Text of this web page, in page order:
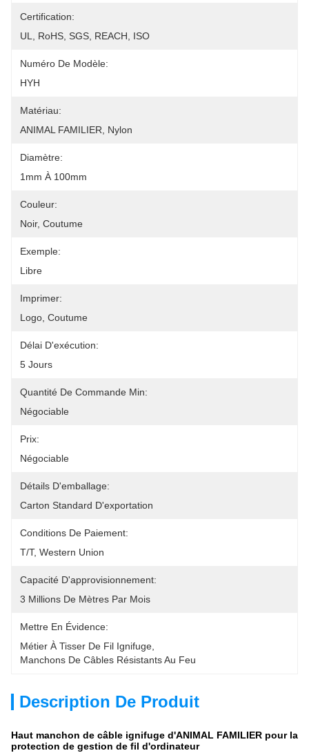
Certification:
UL, RoHS, SGS, REACH, ISO
Numéro De Modèle:
HYH
Matériau:
ANIMAL FAMILIER, Nylon
Diamètre:
1mm À 100mm
Couleur:
Noir, Coutume
Exemple:
Libre
Imprimer:
Logo, Coutume
Délai D'exécution:
5 Jours
Quantité De Commande Min:
Négociable
Prix:
Négociable
Détails D'emballage:
Carton Standard D'exportation
Conditions De Paiement:
T/T, Western Union
Capacité D'approvisionnement:
3 Millions De Mètres Par Mois
Mettre En Évidence:
Métier À Tisser De Fil Ignifuge
Manchons De Câbles Résistants Au Feu
Description De Produit
Haut manchon de câble ignifuge d'ANIMAL FAMILIER pour la
protection de gestion de fil d'ordinateur